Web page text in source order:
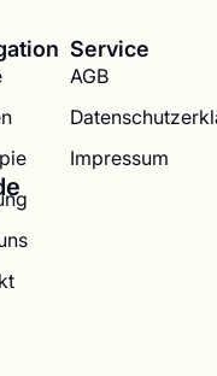
Service
AGB
Impressum